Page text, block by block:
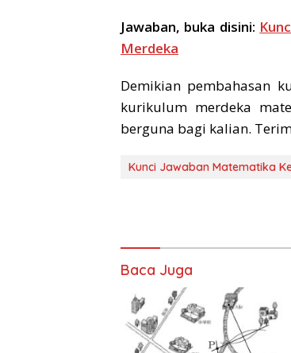
Jawaban, buka disini:
Merdeka
Demikian pembahasan
kurikulum merdeka
berguna bagi kalian.
Kunci Jawaban Matematika
Baca Juga